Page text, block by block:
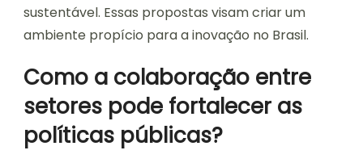
sustentável. Essas propostas visam criar um
ambiente propício para a inovação no Brasil.
Como a colaboração entre
setores pode fortalecer as
políticas públicas?